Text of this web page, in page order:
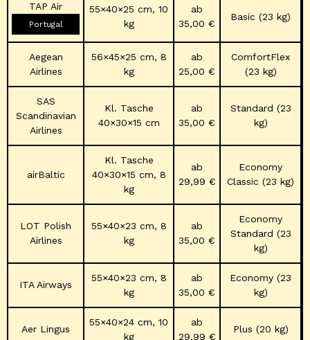
TAP Air
Portugal
55×40×25 cm, 10
kg
ab
35,00 €
Basic (23 kg)
Aegean
Airlines
56×45×25 cm, 8
kg
ab
25,00 €
ComfortFlex
(23 kg)
SAS
Scandinavian
Airlines
Kl. Tasche
40×30×15 cm
ab
35,00 €
Standard (23
kg)
airBaltic
Kl. Tasche
40×30×15 cm, 8
kg
ab
29,99 €
Economy
Classic (23 kg)
LOT Polish
Airlines
55×40×23 cm, 8
kg
ab
35,00 €
Economy
Standard (23
kg)
ITA Airways
55×40×23 cm, 8
kg
ab
35,00 €
Economy (23
kg)
Aer Lingus
55×40×24 cm, 10
kg
ab
29,99 €
Plus (20 kg)